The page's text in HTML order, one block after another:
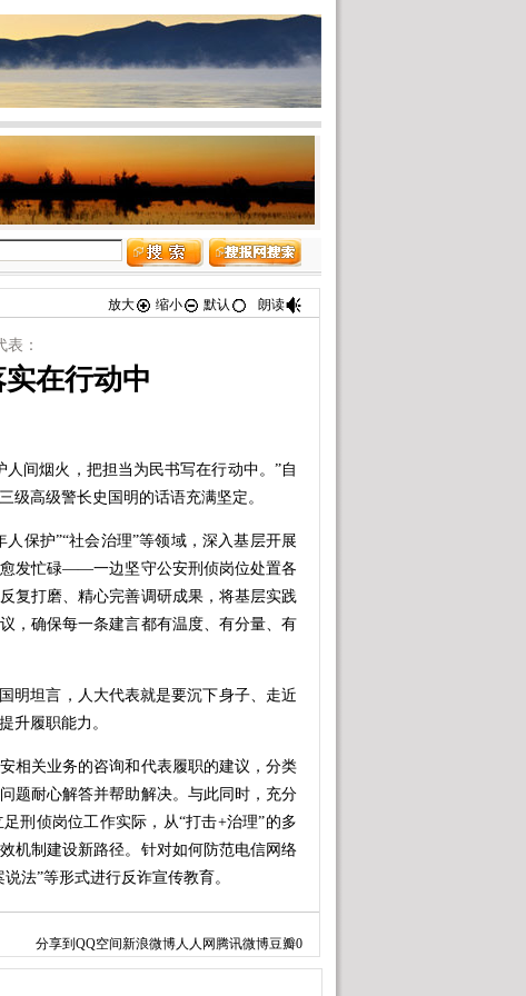
放大 缩小 默认 朗读
表：
在行动中
间烟火，把担当为民书写在行动中。”自
级高级警长史国明的话语充满坚定。
保护”“社会治理”等领域，深入基层开展
发忙碌——一边坚守公安刑侦岗位处置各
复打磨、精心完善调研成果，将基层实践
，确保每一条建言都有温度、有分量、有
坦言，人大代表就是要沉下身子、走近
升履职能力。
关业务的咨询和代表履职的建议，分类
题耐心解答并帮助解决。与此同时，充分
刑侦岗位工作实际，从“打击+治理”的多
机制建设新路径。针对如何防范电信网络
法”等形式进行反诈宣传教育。
主动担当作为，用心用情服务群众，为经
分享到 QQ空间新浪微博人人网 腾讯微博豆瓣0